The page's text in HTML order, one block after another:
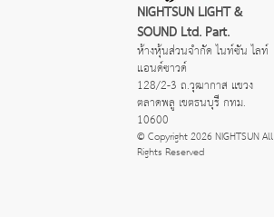
NIGHTSUN LIGHT &
SOUND Ltd. Part.
ห้างหุ้นส่วนจำกัด ไนท์ซัน ไลท์
แอนด์ซาวด์
128/2-3 ถ.วุฒากาส แขวง
ตลาดพลู เขตธนบุรี กทม.
10600
© Copyright 2026 NIGHTSUN All
Rights Reserved